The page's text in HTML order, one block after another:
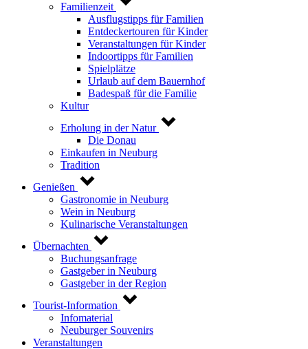
Familienzeit
Ausflugstipps für Familien
Entdeckertouren für Kinder
Veranstaltungen für Kinder
Indoortipps für Familien
Spielplätze
Urlaub auf dem Bauernhof
Badespaß für die Familie
Kultur
Erholung in der Natur
Die Donau
Einkaufen in Neuburg
Tradition
Genießen
Gastronomie in Neuburg
Wein in Neuburg
Kulinarische Veranstaltungen
Übernachten
Buchungsanfrage
Gastgeber in Neuburg
Gastgeber in der Region
Tourist-Information
Infomaterial
Neuburger Souvenirs
Veranstaltungen